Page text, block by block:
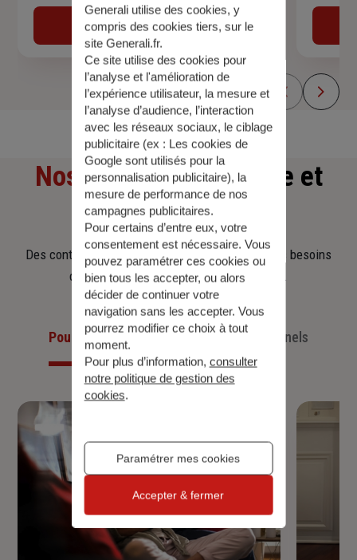
Obtenir une estimation
Nos offresd'assurance et
d'épargne
Des contrats clairs et flexibles pour sécuriser vos besoins
d’aujourd’hui et anticiper ceux de demain.
Pour les particuliers Pour les professionnels
Generali utilise des cookies, y
compris des cookies tiers, sur le
site Generali.fr.
Ce site utilise des cookies pour
l’analyse et l'amélioration de
l’expérience utilisateur, la mesure et
l’analyse d’audience, l’interaction
avec les réseaux sociaux, le ciblage
publicitaire (ex : Les cookies de
Google sont utilisés pour la
personnalisation publicitaire), la
mesure de performance de nos
campagnes publicitaires.
Pour certains d’entre eux, votre
consentement est nécessaire. Vous
pouvez paramétrer ces cookies ou
bien tous les accepter, ou alors
décider de continuer votre
navigation sans les accepter. Vous
pourrez modifier ce choix à tout
moment.
Pour plus d’information, consulter
notre politique de gestion des
cookies.
Paramétrer mes cookies
Accepter & fermer